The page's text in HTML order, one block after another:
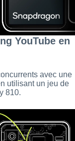
YouTube en
avec une
utilisant un jeu de
810.